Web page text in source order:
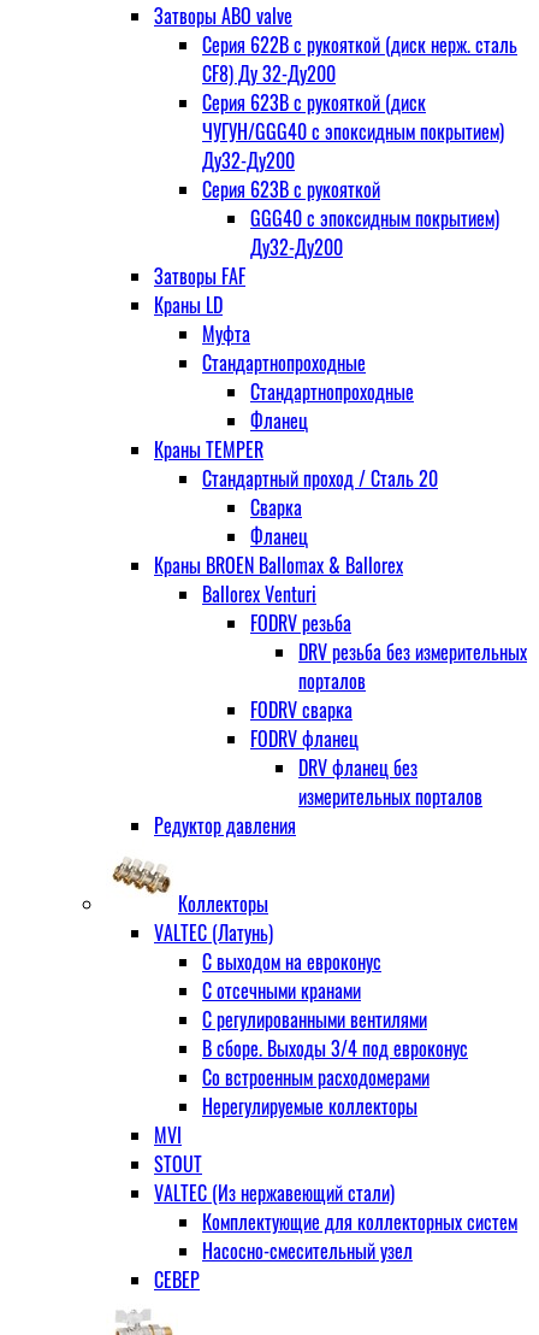
Затворы ABO valve
Серия 622В с рукояткой (диск нерж. сталь
CF8) Ду 32-Ду200
Серия 623В с рукояткой (диск
ЧУГУН/GGG40 с эпоксидным покрытием)
Ду32-Ду200
Серия 623В с рукояткой
GGG40 с эпоксидным покрытием)
Ду32-Ду200
Затворы FAF
Краны LD
Муфта
Стандартнопроходные
Стандартнопроходные
Фланец
Краны TEMPER
Стандартный проход / Cталь 20
Сварка
Фланец
Краны BROEN Ballomax & Ballorex
Ballorex Venturi
FODRV резьба
DRV резьба без измерительных
порталов
FODRV сварка
FODRV фланец
DRV фланец без
измерительных порталов
Редуктор давления
Коллекторы
VALTEC (Латунь)
С выходом на евроконус
С отсечными кранами
С регулированными вентилями
В сборе. Выходы 3/4 под евроконус
Со встроенным расходомерами
Нерегулируемые коллекторы
MVI
STOUT
VALTEC (Из нержавеющий стали)
Комплектующие для коллекторных систем
Насосно-смесительный узел
СЕВЕР